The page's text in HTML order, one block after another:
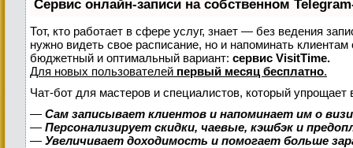
Сервис онлайн-записи на собственном
Тот, кто работает в сфере услуг, знает — без ведения
нужно видеть свое расписание, но и напоминать
бюджетный и оптимальный вариант: сервис VisitTime.
Для новых пользователей первый месяц бесплатно.
Чат-бот для мастеров и специалистов, который упрощает
— Сам записывает клиентов и напоминает им о
— Персонализирует скидки, чаевые, кэшбэк и
— Увеличивает доходимость и помогает больше